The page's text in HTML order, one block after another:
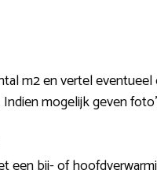
m2 en vertel
mogelijk geven